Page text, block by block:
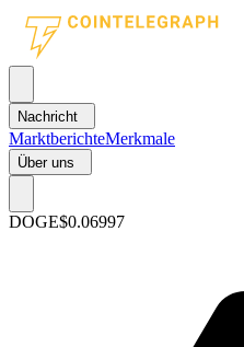
Nachricht
MarktberichteMerkmale
Über uns
DOGE$0.06997